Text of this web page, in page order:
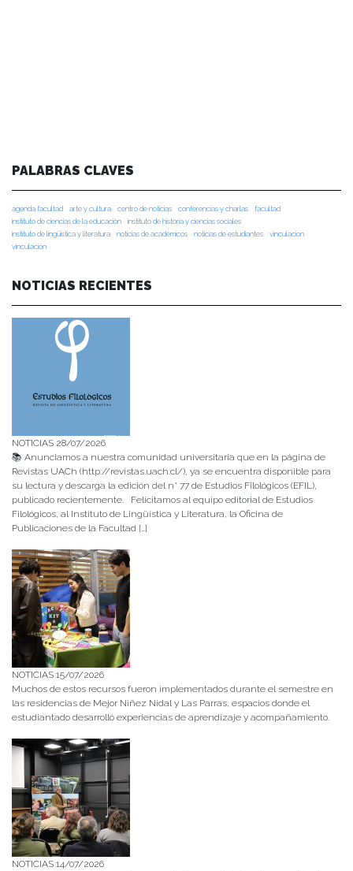
PALABRAS CLAVES
agenda facultad arte y cultura centro de noticias conferencias y charlas
facultad
instituto de ciencias de la educación
instituto de historia y ciencias sociales
instituto de lingüística y literatura
noticias de académicos noticias de estudiantes
vinculacion
vinculación
NOTICIAS RECIENTES
NOTICIAS 28/07/2026
📚 Anunciamos a nuestra comunidad universitaria que en la página de
Revistas UACh (http://revistas.uach.cl/), ya se encuentra disponible para
su lectura y descarga la edición del n° 77 de Estudios Filológicos (EFIL),
publicado recientemente. Felicitamos al equipo editorial de Estudios
Filológicos, al Instituto de Lingüística y Literatura, la Oficina de
Publicaciones de la Facultad […]
NOTICIAS 15/07/2026
Muchos de estos recursos fueron implementados durante el semestre en
las residencias de Mejor Niñez Nidal y Las Parras, espacios donde el
estudiantado desarrolló experiencias de aprendizaje y acompañamiento.
NOTICIAS 14/07/2026